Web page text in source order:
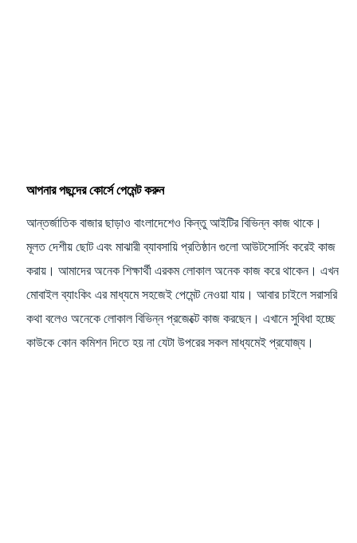
আপনার পছন্দের কোর্সে পেমেন্ট করুন
আন্তর্জাতিক বাজার ছাড়াও বাংলাদেশেও কিন্তু আইটির বিভিন্ন কাজ থাকে।
মূলত দেশীয় ছোট এবং মাঝারী ব্যাবসায়ি প্রতিষ্ঠান গুলো আউটসোর্সিং করেই কাজ
করায়। আমাদের অনেক শিক্ষার্থী এরকম লোকাল অনেক কাজ করে থাকেন। এখন
মোবাইল ব্যাংকিং এর মাধ্যমে সহজেই পেমেন্ট নেওয়া যায়। আবার চাইলে সরাসরি
কথা বলেও অনেকে লোকাল বিভিন্ন প্রজেক্টে কাজ করছেন। এখানে সুবিধা হচ্ছে
কাউকে কোন কমিশন দিতে হয় না যেটা উপরের সকল মাধ্যমেই প্রযোজ্য।